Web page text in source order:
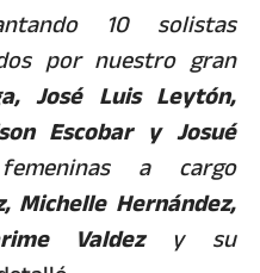
10 solistas
por nuestro gran
José Luis Leytón,
Escobar y Josué
a cargo
Michelle Hernández,
Valdez y su